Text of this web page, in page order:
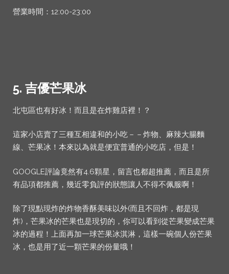
營業時間：12:00-23:00
5. 吉優芒果冰
北屯區也有好冰！而且是在炸雞店裡！？
這家小店賣了三種互相違和的小吃－－炸物、麻辣大腸麵
線、芒果冰！本來以為就是便宜普通的小吃店，但是！
GOOGLE評論竟然有4.6顆星，留言也都超推薦，而且是所
有品項都推薦，幾近零負評的狀態讓人不得不佩服啊！
除了現點現炸的炸物香酥美味以外(而且不回炸，都是現
炸)，芒果冰的芒果也是現切的，你可以看到從芒果變成芒果
冰的過程！上面再加一球芒果冰淇淋，這樣一碗個人份芒果
冰，也是用了近一顆芒果的份量哦！